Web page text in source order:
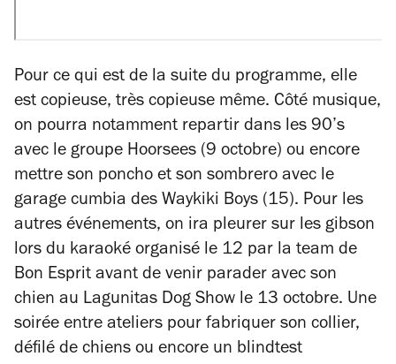
Pour ce qui est de la suite du programme, elle
est copieuse, très copieuse même. Côté musique,
on pourra notamment repartir dans les 90’s
avec le groupe Hoorsees (9 octobre) ou encore
mettre son poncho et son sombrero avec le
garage cumbia des Waykiki Boys (15). Pour les
autres événements, on ira pleurer sur les gibson
lors du karaoké organisé le 12 par la team de
Bon Esprit avant de venir parader avec son
chien au Lagunitas Dog Show le 13 octobre. Une
soirée entre ateliers pour fabriquer son collier,
défilé de chiens ou encore un blindtest